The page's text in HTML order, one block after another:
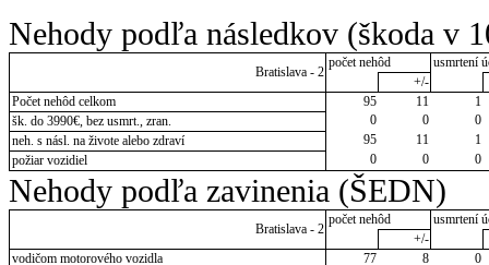
Nehody podľa následkov (škoda v
Bratislava - 2
počet nehôd
usmrtení
+/-
Počet nehôd celkom
95 11
1
šk. do 3990€, bez usmrt., zran.
0 0
0
neh. s násl. na živote alebo zdraví
95 11
1
požiar vozidiel
0 0 0
Nehody podľa zavinenia (ŠEDN)
Bratislava - 2
počet nehôd
usmrtení
+/-
vodičom motorového vozidla
77 8
0